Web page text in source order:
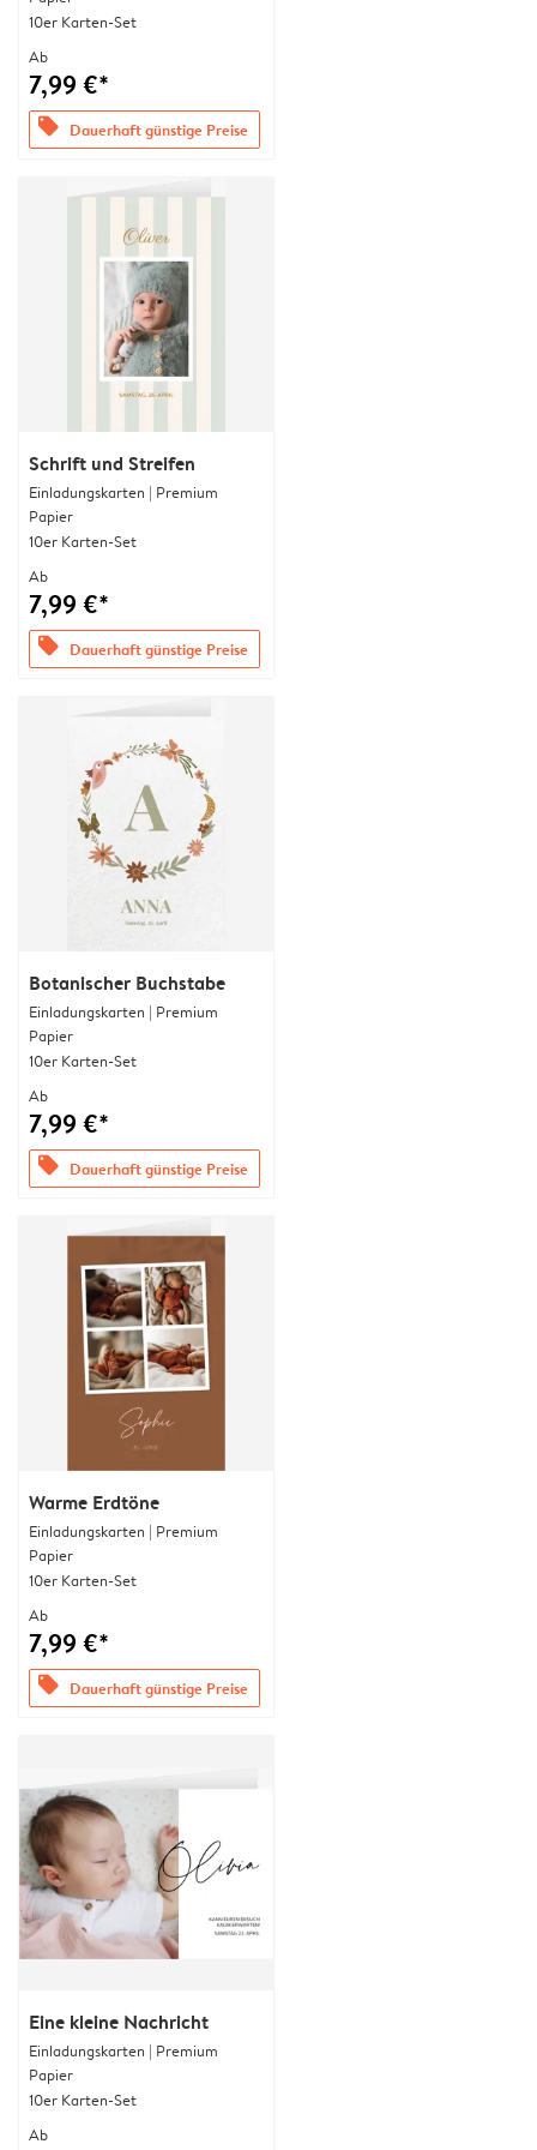
10er Karten-Set
Ab
7,99 €*
offers Dauerhaft günstige Preise
Schrift und Streifen
Einladungskarten | Premium
Papier
10er Karten-Set
Ab
7,99 €*
offers Dauerhaft günstige Preise
Botanischer Buchstabe
Einladungskarten | Premium
Papier
10er Karten-Set
Ab
7,99 €*
offers Dauerhaft günstige Preise
Warme Erdtöne
Einladungskarten | Premium
Papier
10er Karten-Set
Ab
7,99 €*
offers Dauerhaft günstige Preise
Eine kleine Nachricht
Einladungskarten | Premium
Papier
10er Karten-Set
Ab